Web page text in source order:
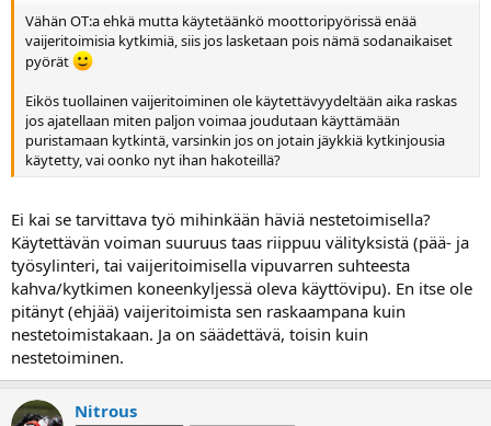
Vähän OT:a ehkä mutta käytetäänkö moottoripyörissä enää
vaijeritoimisia kytkimiä, siis jos lasketaan pois nämä sodanaikaiset
pyörät
Eikös tuollainen vaijeritoiminen ole käytettävyydeltään aika raskas
jos ajatellaan miten paljon voimaa joudutaan käyttämään
puristamaan kytkintä, varsinkin jos on jotain jäykkiä kytkinjousia
käytetty, vai oonko nyt ihan hakoteillä?
Ei kai se tarvittava työ mihinkään häviä nestetoimisella?
Käytettävän voiman suuruus taas riippuu välityksistä (pää- ja
työsylinteri, tai vaijeritoimisella vipuvarren suhteesta
kahva/kytkimen koneenkyljessä oleva käyttövipu). En itse ole
pitänyt (ehjää) vaijeritoimista sen raskaampana kuin
nestetoimistakaan. Ja on säädettävä, toisin kuin
nestetoiminen.
Nitrous